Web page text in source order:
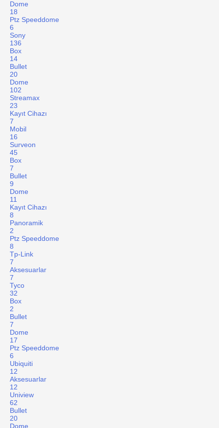
Dome
18
Ptz Speeddome
6
Sony
136
Box
14
Bullet
20
Dome
102
Streamax
23
Kayıt Cihazı
7
Mobil
16
Surveon
45
Box
7
Bullet
9
Dome
11
Kayıt Cihazı
8
Panoramik
2
Ptz Speeddome
8
Tp-Link
7
Aksesuarlar
7
Tyco
32
Box
2
Bullet
7
Dome
17
Ptz Speeddome
6
Ubiquiti
12
Aksesuarlar
12
Uniview
62
Bullet
20
Dome